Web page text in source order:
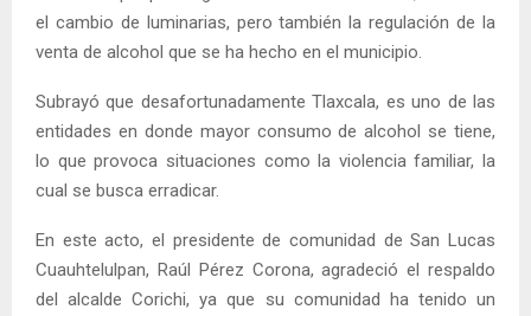
el cambio de luminarias, pero también la regulación de la
venta de alcohol que se ha hecho en el municipio.
Subrayó que desafortunadamente Tlaxcala, es uno de las
entidades en donde mayor consumo de alcohol se tiene,
lo que provoca situaciones como la violencia familiar, la
cual se busca erradicar.
En este acto, el presidente de comunidad de San Lucas
Cuauhtelulpan, Raúl Pérez Corona, agradeció el respaldo
del alcalde Corichi, ya que su comunidad ha tenido un